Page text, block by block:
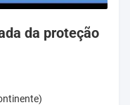
da proteção